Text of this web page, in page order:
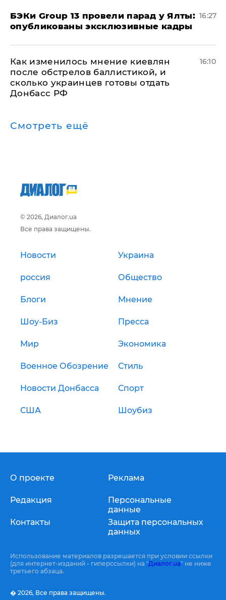
​БЭКи Group 13 провели парад у Ялты:
опубликованы эксклюзивные кадры
16:27
Как изменилось мнение киевлян
после обстрелов баллистикой, и
сколько украинцев готовы отдать
Донбасс РФ
16:10
Смотреть ещё
© 2026, Диалог.ua
Все права защищены.
Новости Украина
россия Общество
Блоги Мнение
Шоу-Биз Пресса
Мир Экономика
Военное Обозрение Стиль
Новости Донбасса Спорт
США Шоубиз
О проекте
Редакция
Контакты
Реклама
Персональные
данные
Защита персональных
данных
Использование материалов разрешается при условии ссылки
(для интернет-изданий - гиперссылки) на "Диалог.ua" не ниже
третьего абзаца.
� 2026, Все права защищены.